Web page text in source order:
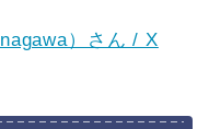
）さん / X